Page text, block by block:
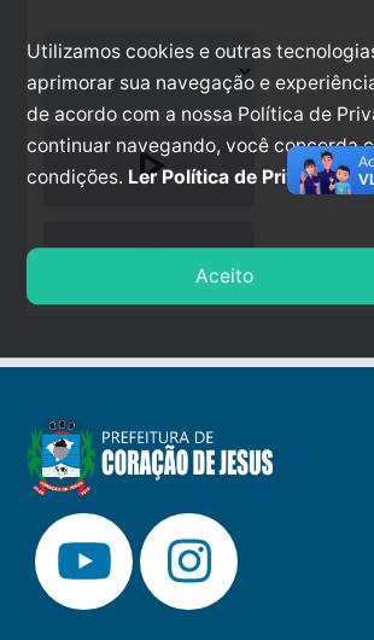
play_arrow
stop
Utilizamos cookies e outras
aprimorar sua navegação e
de acordo com a nossa Política de
continuar navegando, você concorda
condições. Ler Política de
Aceito